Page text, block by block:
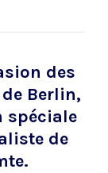
des
Berlin,
spéciale
de